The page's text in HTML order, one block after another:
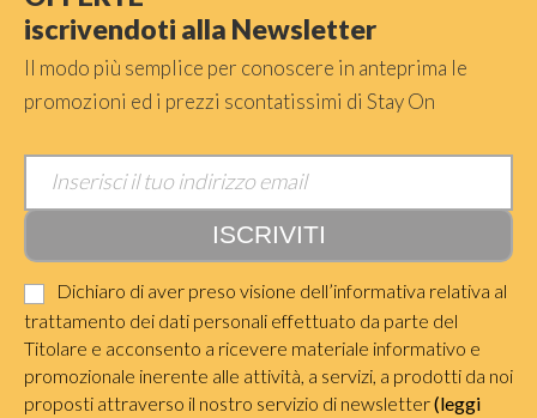
iscrivendoti alla Newsletter
Il modo più semplice per conoscere in anteprima le
promozioni ed i prezzi scontatissimi di Stay On
Dichiaro di aver preso visione dell’informativa relativa al
trattamento dei dati personali effettuato da parte del
Titolare e acconsento a ricevere materiale informativo e
promozionale inerente alle attività, a servizi, a prodotti da noi
proposti attraverso il nostro servizio di newsletter(leggi